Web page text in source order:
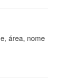
área, nome